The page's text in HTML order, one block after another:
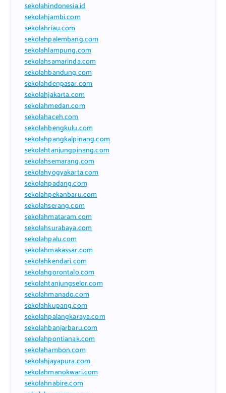
sekolahindonesia.id
sekolahjambi.com
sekolahriau.com
sekolahpalembang.com
sekolahlampung.com
sekolahsamarinda.com
sekolahbandung.com
sekolahdenpasar.com
sekolahjakarta.com
sekolahmedan.com
sekolahaceh.com
sekolahbengkulu.com
sekolahpangkalpinang.com
sekolahtanjungpinang.com
sekolahsemarang.com
sekolahyogyakarta.com
sekolahpadang.com
sekolahpekanbaru.com
sekolahserang.com
sekolahmataram.com
sekolahsurabaya.com
sekolahpalu.com
sekolahmakassar.com
sekolahkendari.com
sekolahgorontalo.com
sekolahtanjungselor.com
sekolahmanado.com
sekolahkupang.com
sekolahpalangkaraya.com
sekolahbanjarbaru.com
sekolahpontianak.com
sekolahambon.com
sekolahjayapura.com
sekolahmanokwari.com
sekolahnabire.com